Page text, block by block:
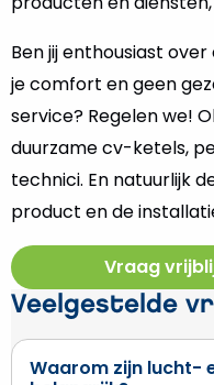
Ben jij enthousiast
je comfort en geen
service? Regelen we!
duurzame cv-ketels,
technici. En natuurlijk
product en de
Vraag
Veelgestelde
Waarom zijn lucht-